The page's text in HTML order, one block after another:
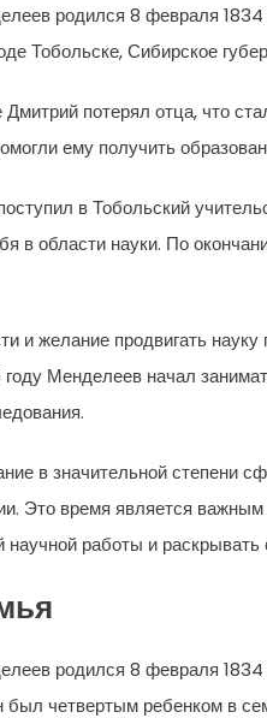
родился 8 февраля
Тобольске, Сибирское
потерял отца, что
ему получить
в Тобольский
в области науки. По
и желание продвигать
году Менделеев начал
в значительной степени
Это время является
работы и раскрывать
родился 8 февраля
был четвертым ребенком в